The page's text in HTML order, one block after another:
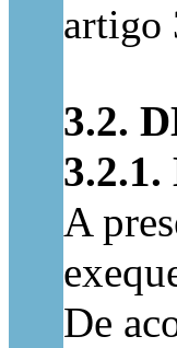
artigo
3.2.
A
De